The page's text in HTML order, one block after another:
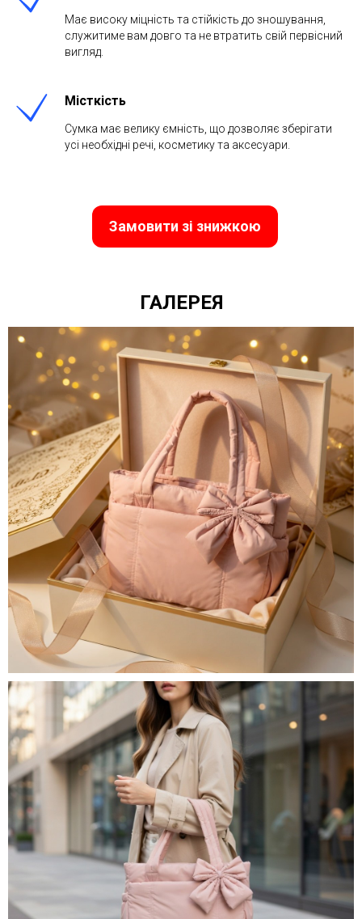
Має високу міцність та стійкість до зношування,
служитиме вам довго та не втратить свій первісний
вигляд.
Місткість
Сумка має велику ємність, що дозволяє зберігати
усі необхідні речі, косметику та аксесуари.
Замовити зі знижкою
ГАЛЕРЕЯ